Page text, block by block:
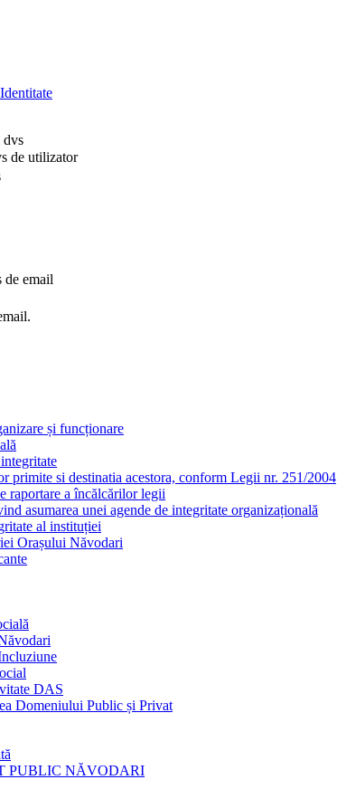
dvs
de utilizator
de email
și funcționare
primite si destinatia acestora, conform Legii nr. 251/2004
raportare a încălcărilor legii
asumarea unei agende de integritate organizațională
al instituției
Orașului Năvodari
DAS
Domeniului Public și Privat
PUBLIC NĂVODARI